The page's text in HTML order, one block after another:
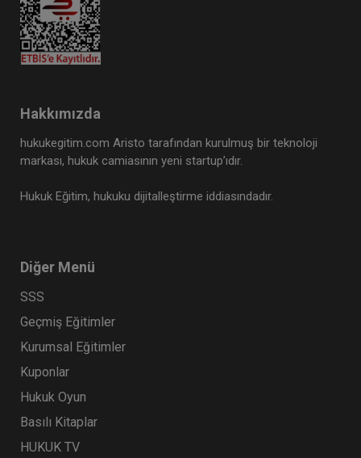
Taşınmaz Hukuku - IV. Borçlar Hukuku
360 TL
Tazminat Hukuku - IV. Borçlar Hukuku
Kongresi - IV. Oturum
360 TL
Hakkımızda
hukukegitim.com Aristo tarafından kurulmuş bir teknoloji
markası, hukuk camiasının yeni startup’ıdır.
Hukuk Eğitim, hukuku dijitalleştirme iddiasındadır.
Diğer Menü
SSS
Geçmiş Eğitimler
Kurumsal Eğitimler
Kuponlar
Hukuk Oyun
Basılı Kitaplar
HUKUK TV